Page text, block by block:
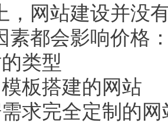
站建设并没有
都会影响价格
类型
搭建的网站
完全定制的网